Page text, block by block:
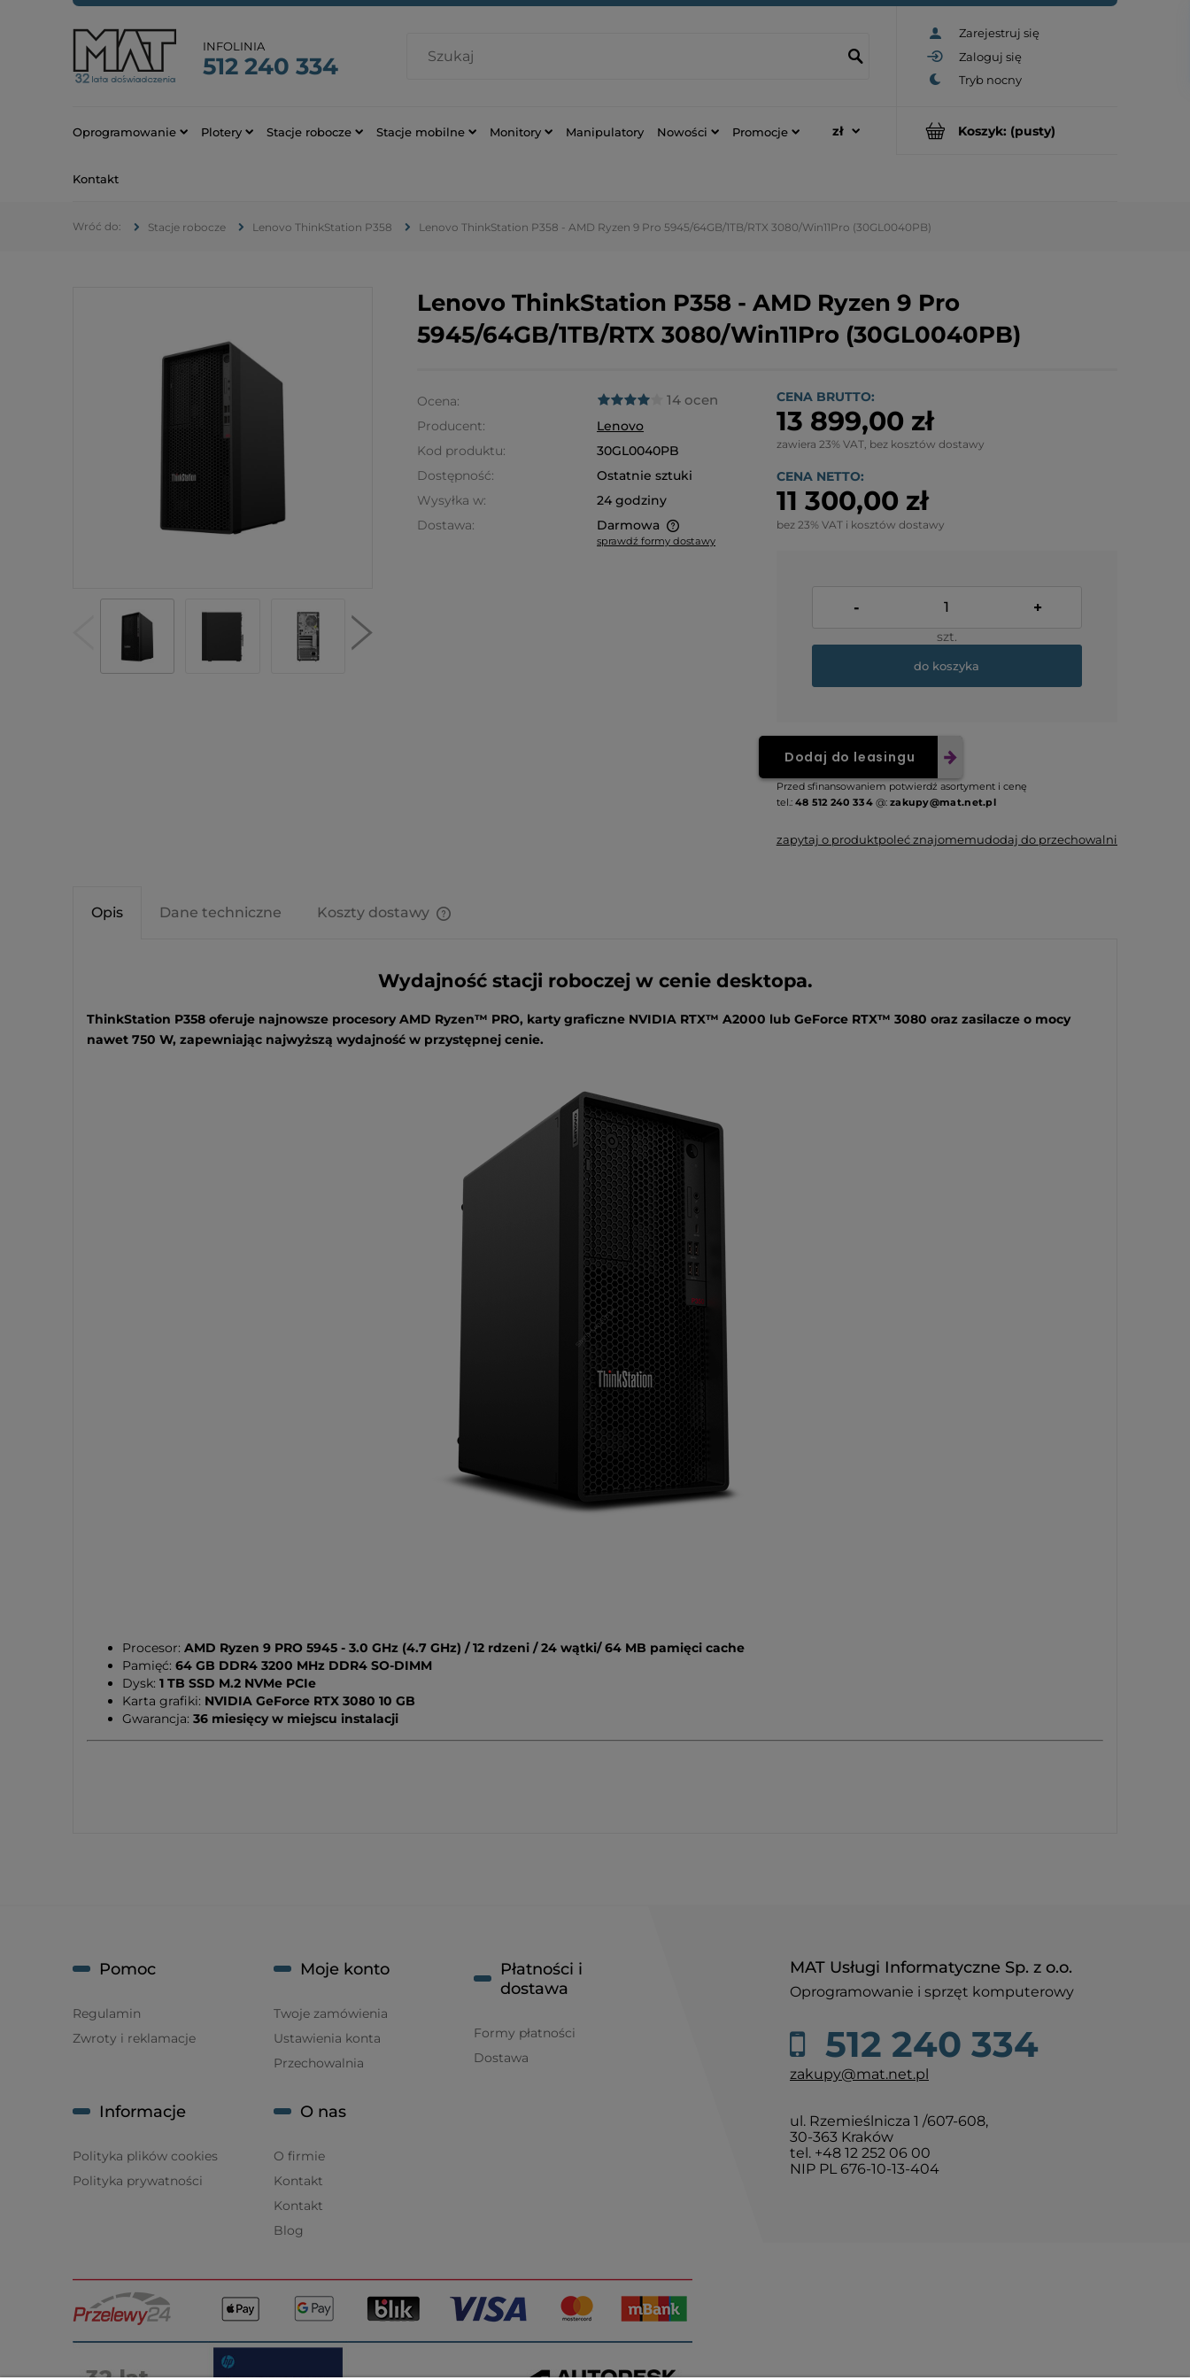
Zarejestruj się
Zaloguj się
INFOLINIA
512 240 334
Koszyk: (pusty)
Oprogramowanie Plotery Stacje robocze Stacje mobilne Monitory Manipulatory Nowości Promocje
Kontakt
Stacje robocze Lenovo ThinkStation P358 Lenovo ThinkStation P358 - AMD Ryzen 9 Pro 5945/64GB/1TB/RTX 3080/Win11Pro (30GL0040PB)
Lenovo ThinkStation P358 - AMD Ryzen 9 Pro
5945/64GB/1TB/RTX 3080/Win11Pro (30GL0040PB)
Ocena: 14 ocen
Producent:
Lenovo
Kod produktu:
30GL0040PB
Dostępność:
Ostatnie sztuki
Wysyłka w:
24 godziny
Dostawa:
Darmowa
sprawdź formy dostawy
CENA BRUTTO:
13 899,00 zł
zawiera 23% VAT, bez kosztów dostawy
CENA NETTO:
11 300,00 zł
bez 23% VAT i kosztów dostawy
- +
szt.
do koszyka
Dodaj do leasingu
Przed sfinansowaniem potwierdź asortyment i cenę
tel.: 48 512 240 334@: zakupy@mat.net.pl
zapytaj o produktpoleć znajomemudodaj do przechowalni
Opis Dane techniczne Koszty dostawy
Wydajność stacji roboczej w cenie desktopa.
ThinkStation P358 oferuje najnowsze procesory AMD Ryzen™ PRO, karty graficzne NVIDIA RTX™ A2000 lub GeForce RTX™ 3080 oraz zasilacze o mocy
nawet 750 W, zapewniając najwyższą wydajność w przystępnej cenie.
Procesor: AMD Ryzen 9 PRO 5945 - 3.0 GHz (4.7 GHz) / 12 rdzeni / 24 wątki/ 64 MB pamięci cache
Pamięć: 64 GB DDR4 3200 MHz DDR4 SO-DIMM
Dysk: 1 TB SSD M.2 NVMe PCIe
Karta grafiki: NVIDIA GeForce RTX 3080 10 GB
Gwarancja: 36 miesięcy w miejscu instalacji
MAT Usługi Informatyczne Sp. z o.o.
Oprogramowanie i sprzęt komputerowy
512 240 334
zakupy@mat.net.pl
ul. Rzemieślnicza 1 /607-608,
30-363 Kraków
tel. +48 12 252 06 00
NIP PL 676-10-13-404
Pomoc
Regulamin
Zwroty i reklamacje
Moje konto
Twoje zamówienia
Ustawienia konta
Przechowalnia
Płatności i
dostawa
Formy płatności
Dostawa
Informacje
Polityka plików cookies
Polityka prywatności
O nas
O firmie
Kontakt
Kontakt
Blog